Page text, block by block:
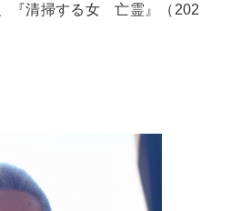
『清掃する女 亡霊』（202